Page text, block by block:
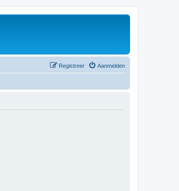
Aanmelden
Registreer